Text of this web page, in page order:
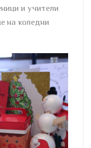
и учители
на коледни